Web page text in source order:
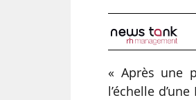
« Après une
l’échelle